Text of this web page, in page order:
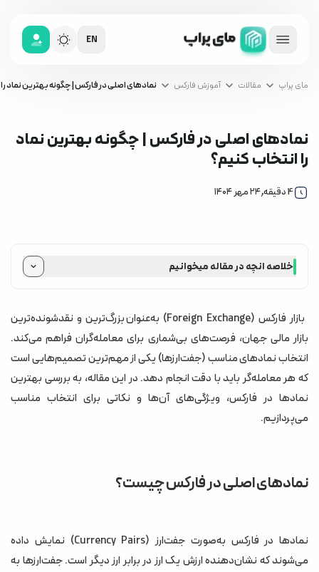
EN
مای پراپ مقالات آموزش فارکس نمادهای اصلی در فارکس | چگونه بهترین نماد
نمادهای اصلی در فارکس | چگونه بهترین نماد
را انتخاب کنیم؟
4دقیقه,۲۴ مهر ۱۴۰۴
آموزش فارکس
خلاصه انچه در مقاله میخوانیم
2. USD/JPY (دلار آمریکا/ین ژاپن)
3. GBP/USD (پوند بریتانیا/دلار آمریکا)
4. AUD/USD (دلار استرالیا/دلار آمریکا)
مزایا و معایب معامله در جفت‌ارزهای اصلی
معایب:
نکات پایانی
بازار فارکس (Foreign Exchange) به‌عنوان بزرگ‌ترین و نقدشونده‌ترین
بازار مالی جهان، فرصت‌های بی‌شماری برای معامله‌گران فراهم می‌کند.
انتخاب نمادهای مناسب (جفت‌ارزها) یکی از مهم‌ترین تصمیم‌هایی است
که هر معامله‌گر باید با دقت انجام دهد. در این مقاله، به بررسی بهترین
نمادها در فارکس، ویژگی‌های آن‌ها و نکاتی برای انتخاب مناسب
می‌پردازیم.
نمادهای اصلی در فارکس چیست؟
نمادها در فارکس به‌صورت جفت‌ارز (Currency Pairs) نمایش داده
می‌شوند که نشان‌دهنده ارزش یک ارز در برابر ارز دیگر است. جفت‌ارزها به